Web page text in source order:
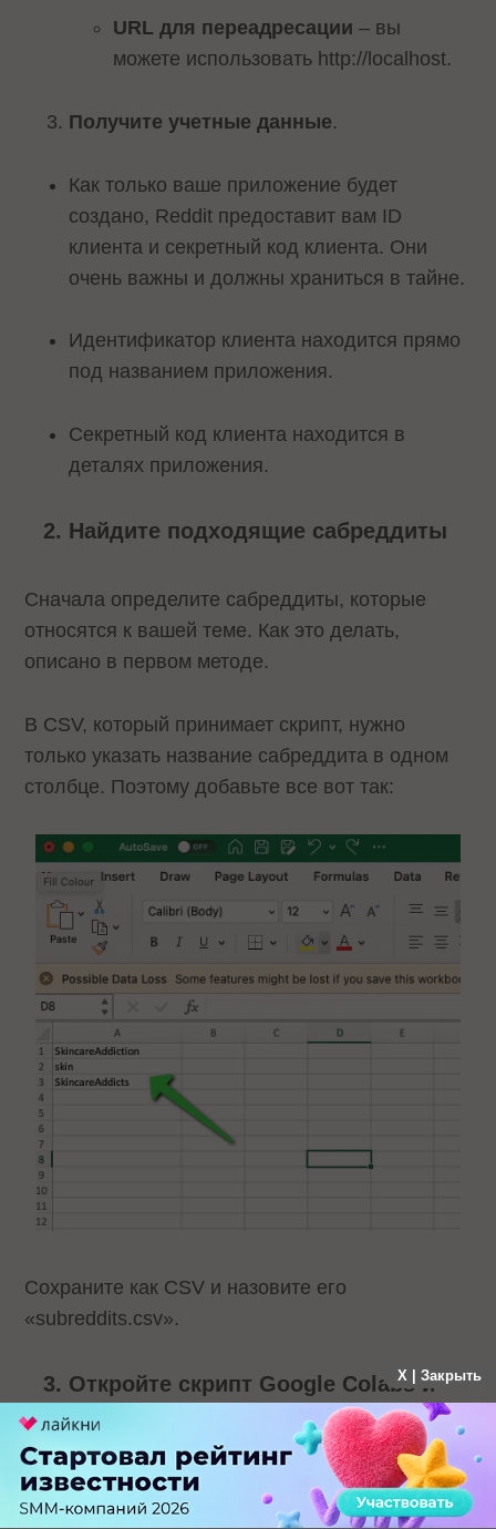
URL для переадресации – вы
можете использовать http://localhost.
Получите учетные данные.
Как только ваше приложение будет
создано, Reddit предоставит вам ID
клиента и секретный код клиента. Они
очень важны и должны храниться в тайне.
Идентификатор клиента находится прямо
под названием приложения.
Секретный код клиента находится в
деталях приложения.
Найдите подходящие сабреддиты
Сначала определите сабреддиты, которые
относятся к вашей теме. Как это делать,
описано в первом методе.
В CSV, который принимает скрипт, нужно
только указать название сабреддита в одном
столбце. Поэтому добавьте все вот так:
Сохраните как CSV и назовите его
«subreddits.csv».
Откройте скрипт Google Colabs и
загрузите CSV
Затем вам нужно будет открыть файл Google
Colabs.
X | Закрыть